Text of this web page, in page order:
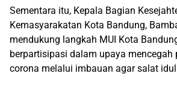
Sementara itu, Kepala Bagian
Kemasyarakatan Kota Bandung,
mendukung langkah MUI Kota
berpartisipasi dalam upaya mencegah
corona melalui imbauan agar salat